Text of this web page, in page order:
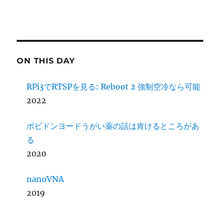
ON THIS DAY
RPi3でRTSPを見る: Reboot 2 強制空冷なら可能
2022
ポビドンヨードうがい薬の話は肯けるところがあ
る
2020
nanoVNA
2019